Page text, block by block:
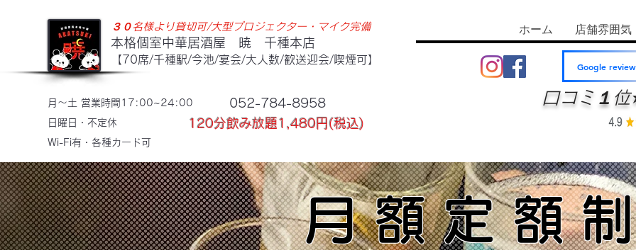
３​０名様より貸切可​/​大型プロジェクター・マイク完備
本格個室中華居酒屋 暁 千種本店
【70席/千種駅/今池/宴会/大人数/歓送迎会/喫煙可】
月〜土 営業時間17:00~24:00
​日曜日・不定休
​Wi-Fi有・各種カード可
052-784-8958
120分飲み放題1,480円(税込)
Google review
口コミ１位
ホーム 店舗雰囲気
月額定額